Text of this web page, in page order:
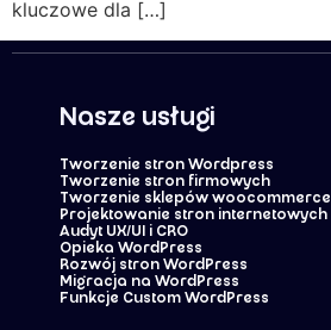
kluczowe dla […]
Nasze usługi
Tworzenie stron Wordpress
Tworzenie stron firmowych
Tworzenie sklepów woocommerce
Projektowanie stron internetowych
Audyt UX/UI i CRO
Opieka WordPress
Rozwój stron WordPress
Migracja na WordPress
Funkcje Custom WordPress